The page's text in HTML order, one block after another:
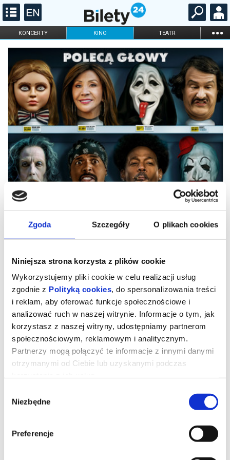
Zgoda Szczegóły O plikach cookies
Niniejsza strona korzysta z plików cookie
Wykorzystujemy pliki cookie w celu realizacji usług
zgodnie z Polityką cookies, do spersonalizowania treści
i reklam, aby oferować funkcje społecznościowe i
analizować ruch w naszej witrynie. Informacje o tym, jak
korzystasz z naszej witryny, udostępniamy partnerom
społecznościowym, reklamowym i analitycznym.
Partnerzy mogą połączyć te informacje z innymi danymi
otrzymanymi od Ciebie lub uzyskanymi podczas
zgody
Niezbędne
Preferencje
KONCERTY KINO TEATR ...
FILHARMONIA OPERA I BALET
STAND-UP
DLA DZIECI
ONLINE KARNETY
zamaskowanym zabójcą przypominającym Ghostface’a,
legendarna czwórka ponownie staje się celem tajemniczego
mordercy. Cindy, Brenda, Ray i Shorty muszą jeszcze raz połączyć